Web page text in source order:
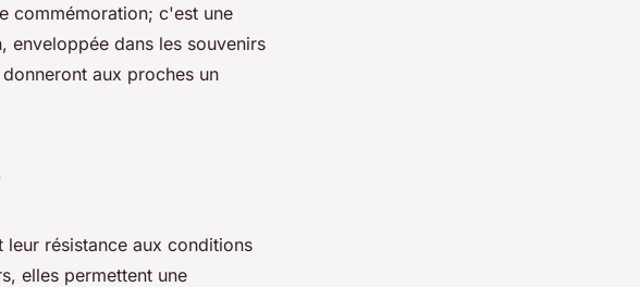
commémoration; c'est une
enveloppée dans les souvenirs
aux proches un
leur résistance aux conditions
elles permettent une